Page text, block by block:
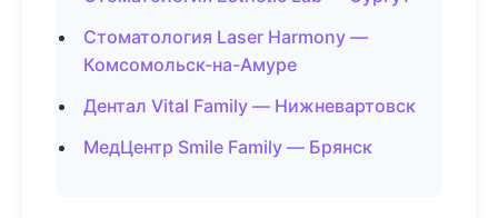
Стоматология Laser Harmony —
Комсомольск-на-Амуре
Дентал Vital Family — Нижневартовск
МедЦентр Smile Family — Брянск